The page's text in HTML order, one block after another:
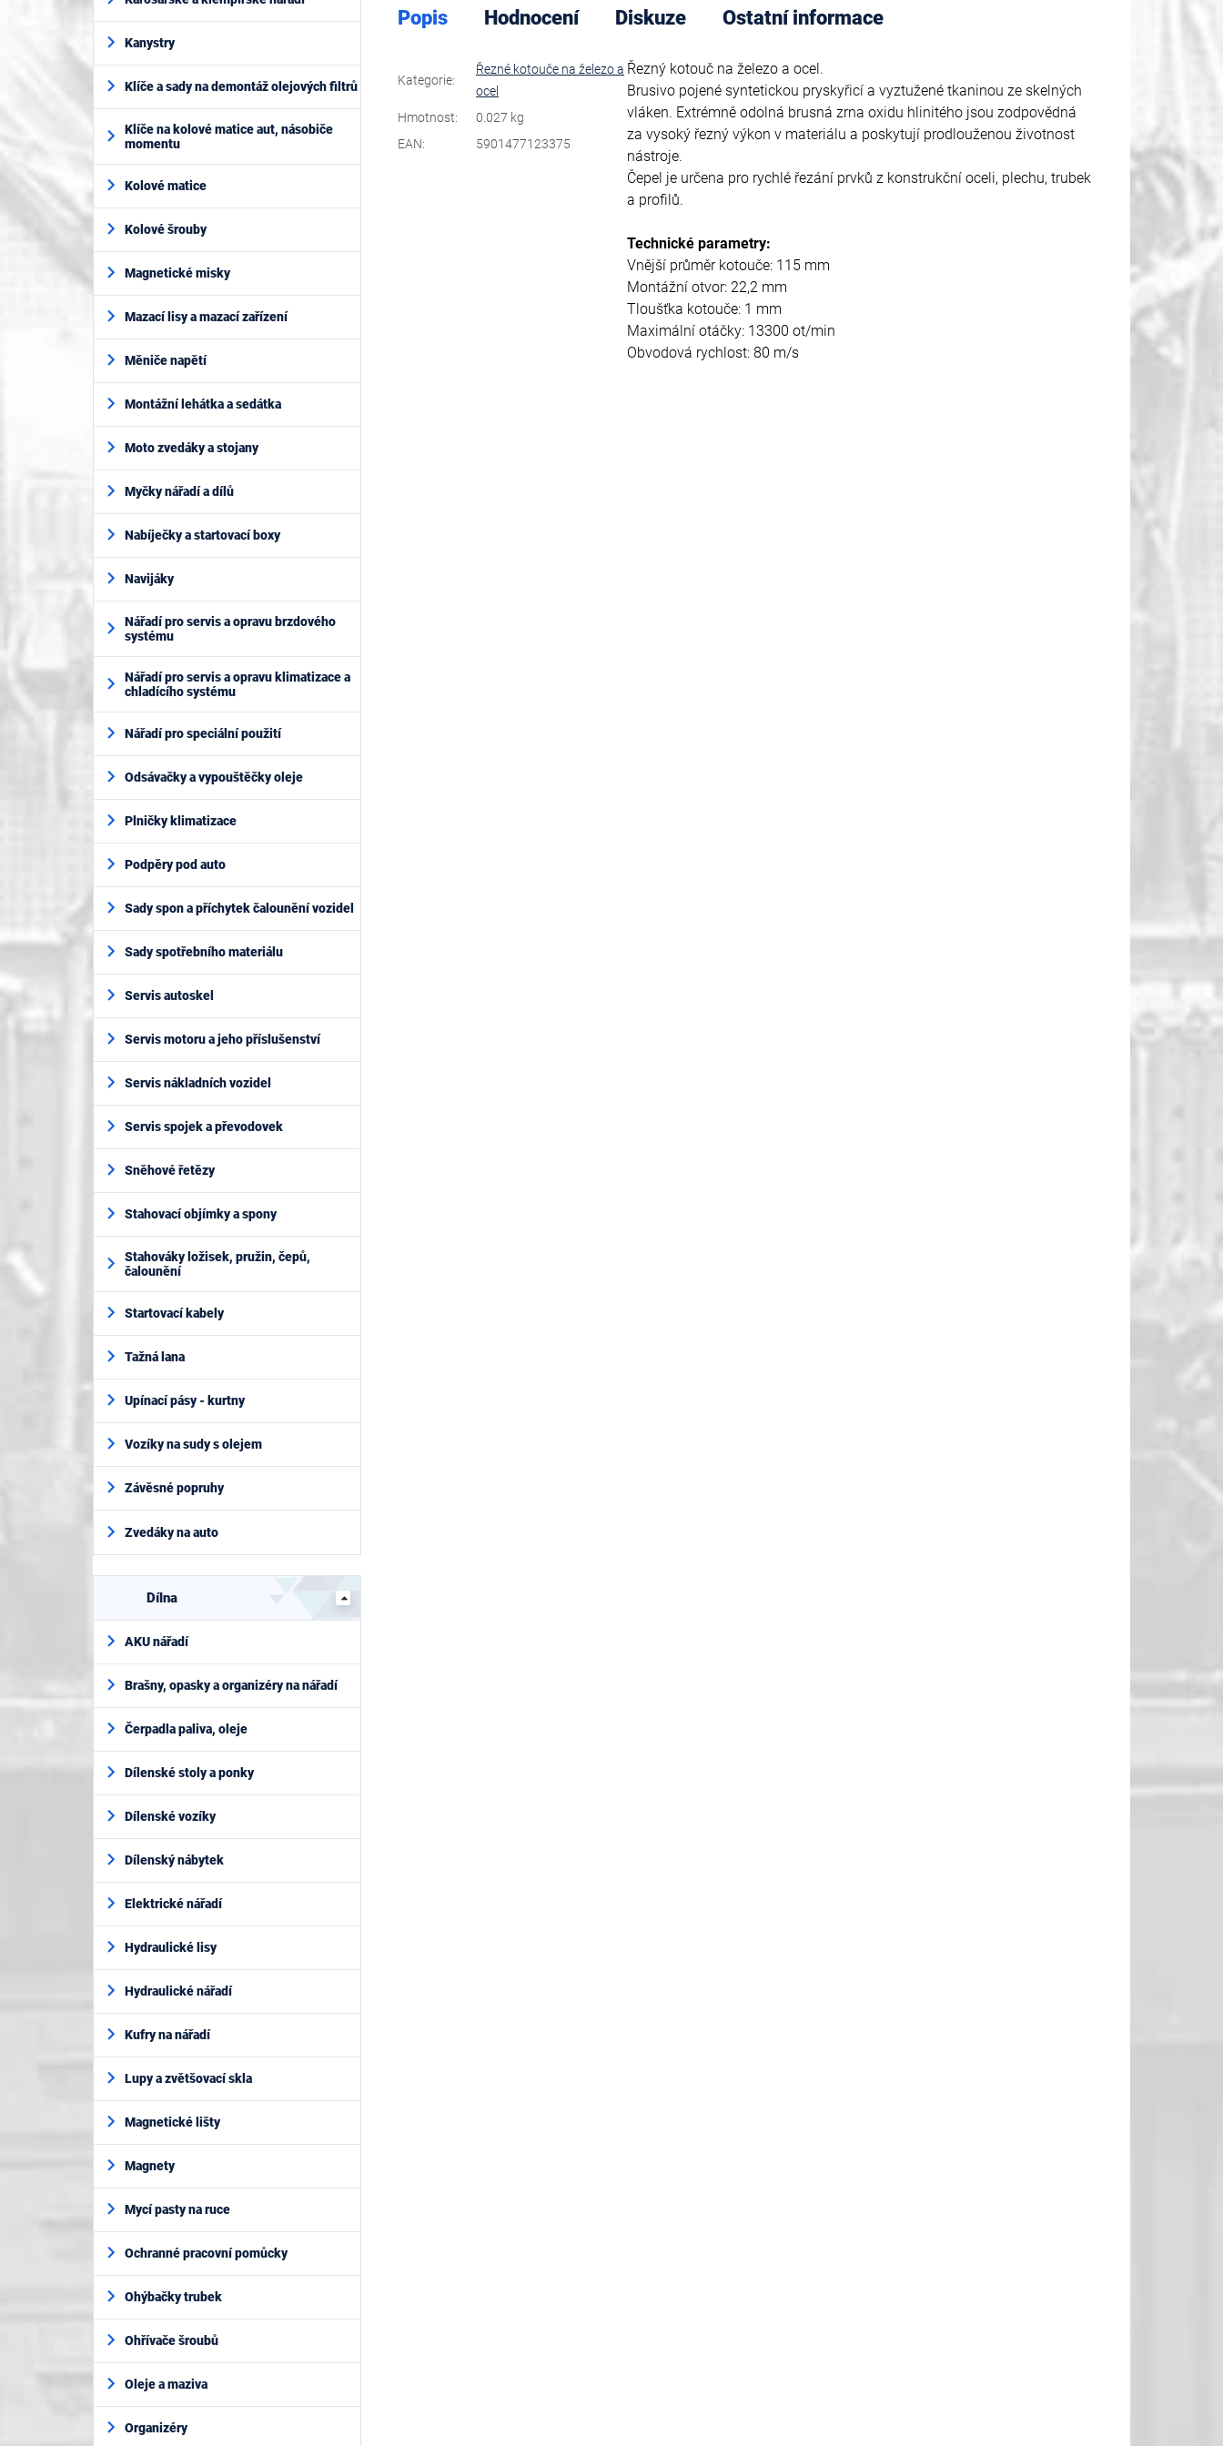
Kanystry
Klíče a sady na demontáž olejových filtrů
Klíče na kolové matice aut, násobiče
momentu
Kolové matice
Kolové šrouby
Magnetické misky
Mazací lisy a mazací zařízení
Měniče napětí
Montážní lehátka a sedátka
Moto zvedáky a stojany
Myčky nářadí a dílů
Nabíječky a startovací boxy
Navijáky
Nářadí pro servis a opravu brzdového
systému
Nářadí pro servis a opravu klimatizace a
chladícího systému
Nářadí pro speciální použití
Odsávačky a vypouštěčky oleje
Plničky klimatizace
Podpěry pod auto
Sady spon a příchytek čalounění vozidel
Sady spotřebního materiálu
Servis autoskel
Servis motoru a jeho příslušenství
Servis nákladních vozidel
Servis spojek a převodovek
Sněhové řetězy
Stahovací objímky a spony
Stahováky ložisek, pružin, čepů,
čalounění
Startovací kabely
Tažná lana
Upínací pásy - kurtny
Vozíky na sudy s olejem
Závěsné popruhy
Zvedáky na auto
Dílna
AKU nářadí
Brašny, opasky a organizéry na nářadí
Čerpadla paliva, oleje
Dílenské stoly a ponky
Dílenské vozíky
Dílenský nábytek
Elektrické nářadí
Hydraulické lisy
Hydraulické nářadí
Kufry na nářadí
Lupy a zvětšovací skla
Magnetické lišty
Magnety
Mycí pasty na ruce
Ochranné pracovní pomůcky
Ohýbačky trubek
Ohřívače šroubů
Oleje a maziva
Organizéry
Popis Hodnocení Diskuze Ostatní informace
Řezný kotouč na železo a ocel.
Brusivo pojené syntetickou pryskyřicí a vyztužené tkaninou ze skelných
vláken. Extrémně odolná brusná zrna oxidu hlinitého jsou zodpovědná
za vysoký řezný výkon v materiálu a poskytují prodlouženou životnost
nástroje.
Čepel je určena pro rychlé řezání prvků z konstrukční oceli, plechu, trubek
a profilů.
Technické parametry:
Vnější průměr kotouče: 115 mm
Montážní otvor: 22,2 mm
Tloušťka kotouče: 1 mm
Maximální otáčky: 13300 ot/min
Obvodová rychlost: 80 m/s
Kategorie:
Řezné kotouče na železo a
ocel
Hmotnost:
0.027 kg
EAN: 5901477123375